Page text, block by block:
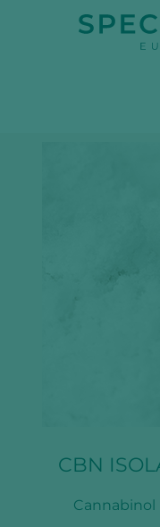
CBN
Cannabinol